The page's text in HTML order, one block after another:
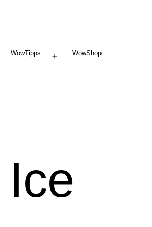
WowTipps WowShop